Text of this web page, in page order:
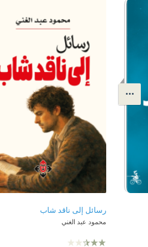
رسائل إلى ناقد شاب
محمود عبد الغني